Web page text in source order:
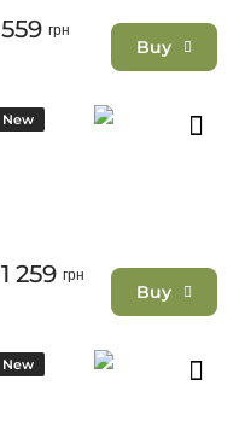
559 грн
Buy
New
1 259 грн
Buy
New